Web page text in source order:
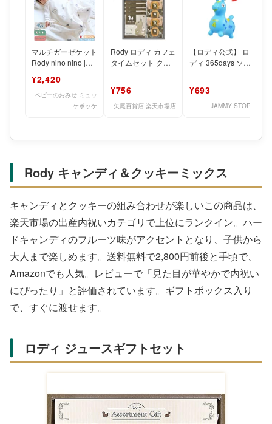
マルチガーゼケット
Rody nino nino |
¥2,420
ベビーのおみせ ミュッ
ケポッケ
Rody ロディ カフェ
タイムセット クッ
¥756
矢尾百貨店 楽天市場店
【ロディ公式】 ロ
ディ 365days ソフ
¥693
JAMMY STORE
Rody キャンディ＆クッキーミックス
キャンディとクッキーの組み合わせが楽しいこの商品は、
楽天市場の出産内祝いカテゴリで上位にランクイン。ハー
ドキャンディのフルーツ味がアクセントとなり、子供から
大人まで楽しめます。送料無料で2,800円前後と手頃で、
Amazonでも人気。レビューで「見た目が華やかで内祝い
にぴったり」と評価されています。ギフトボックス入り
で、すぐに渡せます。
ロディ ジュースギフトセット